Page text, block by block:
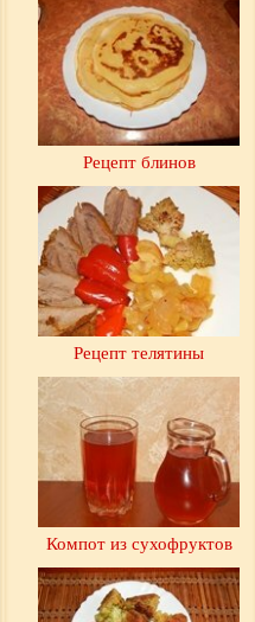
Рецепт блинов
Рецепт телятины
Компот из сухофруктов